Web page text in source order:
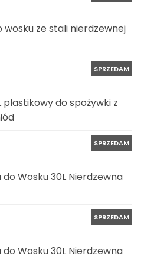
wosku ze stali nierdzewnej
SPRZEDAM
plastikowy do spożywki z
SPRZEDAM
Wosku 30L Nierdzewna
SPRZEDAM
Wosku 30L Nierdzewna